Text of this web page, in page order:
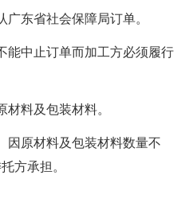
东省社会保障局订单。
能中止订单而加工方必须履行
料及包装材料。
因原材料及包装材料数量不
方承担。